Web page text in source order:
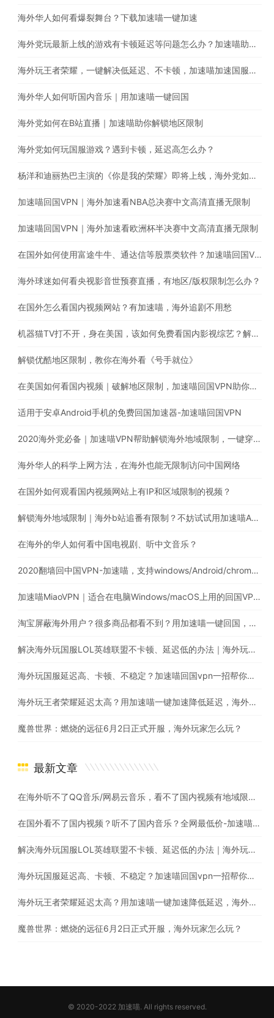
海外华人如何看爆裂舞台？下载加速喵一键加速
海外党玩最新上线的游戏有卡顿延迟等问题怎么办？加速喵助你一键回国提高游戏体验
海外玩王者荣耀，一键解决低延迟、不卡顿，加速喵加速国服游戏带你上王者
海外华人如何听国内音乐｜用加速喵一键回国
海外党如何在B站直播｜加速喵助你解锁地区限制
海外党如何玩国服游戏？遇到卡顿，延迟高怎么办？
杨洋和迪丽热巴主演的《你是我的荣耀》即将上线，海外党如何翻墙回国观看腾讯电视剧
加速喵回国VPN｜海外加速看NBA总决赛中文高清直播无限制
加速喵回国VPN｜海外加速看欧洲杯半决赛中文高清直播无限制
在国外如何使用富途牛牛、通达信等股票类软件？加速喵回国VPN助你解锁地区限制
海外球迷如何看央视影音世预赛直播，有地区/版权限制怎么办？
在国外怎么看国内视频网站？有加速喵，海外追剧不用愁
机器猫TV打不开，身在美国，该如何免费看国内影视综艺？解除海外地区限制就靠它！
解锁优酷地区限制，教你在海外看《号手就位》
在美国如何看国内视频｜破解地区限制，加速喵回国VPN助你一键穿梭回国看《长歌行》
适用于安卓Android手机的免费回国加速器-加速喵回国VPN
2020海外党必备｜加速喵VPN帮助解锁海外地域限制，一键穿梭回国，支持Chrome/windows/macOS/iOS/android/TV下载
海外华人的科学上网方法，在海外也能无限制访问中国网络
在国外如何观看国内视频网站上有IP和区域限制的视频？
解锁海外地域限制｜海外b站追番有限制？不妨试试用加速喵App解锁
在海外的华人如何看中国电视剧、听中文音乐？
2020翻墙回中国VPN-加速喵，支持windows/Android/chrome/macos
加速喵MiaoVPN｜适合在电脑Windows/macOS上用的回国VPN，海外回国追剧听歌玩国服游戏
淘宝屏蔽海外用户？很多商品都看不到？用加速喵一键回国，解除淘宝地域限制问题
解决海外玩国服LOL英雄联盟不卡顿、延迟低的办法｜海外玩英雄联盟用什么加速器比较好?
海外玩国服延迟高、卡顿、不稳定？加速喵回国vpn一招帮你搞定
海外玩王者荣耀延迟太高？用加速喵一键加速降低延迟，海外也能畅玩国服游戏
魔兽世界：燃烧的远征6月2日正式开服，海外玩家怎么玩？
最新文章
在海外听不了QQ音乐/网易云音乐，看不了国内视频有地域限制怎么办？
在国外看不了国内视频？听不了国内音乐？全网最低价-加速喵 海外党翻墙回国首选
解决海外玩国服LOL英雄联盟不卡顿、延迟低的办法｜海外玩英雄联盟用什么加速器比较好?
海外玩国服延迟高、卡顿、不稳定？加速喵回国vpn一招帮你搞定
海外玩王者荣耀延迟太高？用加速喵一键加速降低延迟，海外也能畅玩国服游戏
魔兽世界：燃烧的远征6月2日正式开服，海外玩家怎么玩？
© 2020-2022 加速喵. All rights reserved.